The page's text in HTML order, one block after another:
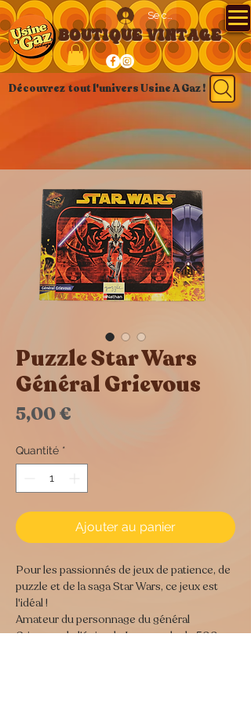
Se connecter
BOUTIQUE VINTAGE
Découvrez tout l'univers Usine A Gaz !
Puzzle Star Wars
Général Grievous
5,00 €
Quantité *
Ajouter au panier
Pour les passionnés de jeux de patience, de
puzzle et de la saga Star Wars, ce jeux est
l'idéal !
Amateur du personnage du général
Griveous de l'épisode 1, ce puzzle de 500